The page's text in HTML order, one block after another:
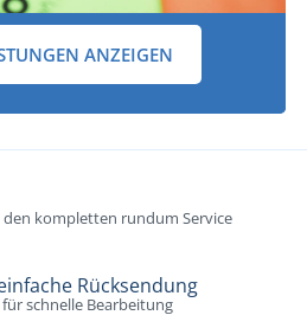
ANZEIGEN
kompletten rundum Service
Rücksendung
schnelle Bearbeitung